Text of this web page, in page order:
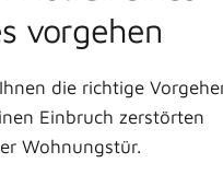
vorgehen
die richtige
Einbruch zerstörten
Wohnungstür.